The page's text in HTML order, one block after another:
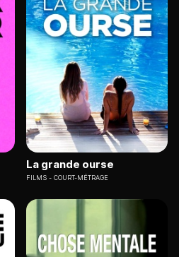
La grande ourse
FILMS COURT-MÉTRAGE